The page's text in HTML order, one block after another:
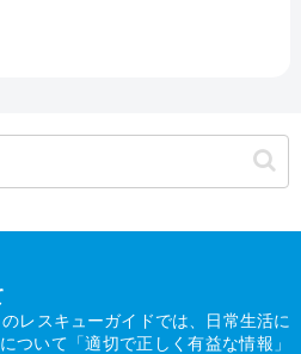
レスキューガイドでは、日常生活に
ついて「適切で正しく有益な情報」